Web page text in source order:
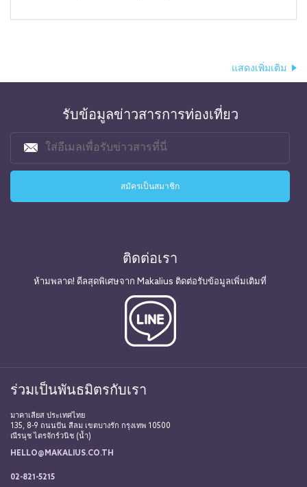
แสดงเพิ่มเติม
รับข้อมูลข่าวสารการท่องเที่ยว
ติดต่อเรา
ห้ามพลาด! ดีลสุดพิเศษจาก Makalius ติดต่อรับข้อมูลเพิ่มเติมที่
ร่วมเป็นพันธมิตรกับเรา
มาคาเลียส ประเทศไทย
135, 8-9 ถนนปัน สีลม เขตบางรัก กรุงเทพ 10500
ณีรนุช ไตรจักร์วนิช (น้ำ)
HELLO@MAKALIUS.CO.TH
02-821-5215